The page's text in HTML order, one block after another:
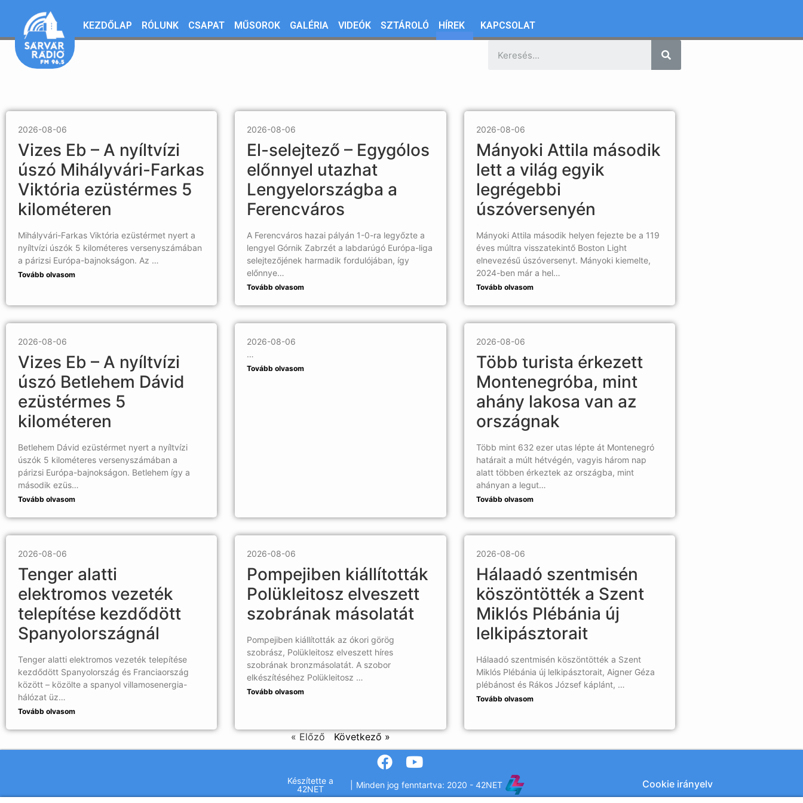
KEZDŐLAP RÓLUNK CSAPAT MŰSOROK GALÉRIA VIDEÓK SZTÁROLÓ HÍREK KAPCSOLAT
2026-08-06
Vizes Eb – A nyíltvízi
úszó Mihályvári-Farkas
Viktória ezüstérmes 5
kilométeren
Mihályvári-Farkas Viktória ezüstérmet nyert a
nyíltvízi úszók 5 kilométeres versenyszámában
a párizsi Európa-bajnokságon. Az …
Tovább olvasom
2026-08-06
El-selejtező – Egygólos
előnnyel utazhat
Lengyelországba a
Ferencváros
A Ferencváros hazai pályán 1-0-ra legyőzte a
lengyel Górnik Zabrzét a labdarúgó Európa-liga
selejtezőjének harmadik fordulójában, így
előnnye…
Tovább olvasom
2026-08-06
Mányoki Attila második
lett a világ egyik
legrégebbi
úszóversenyén
Mányoki Attila második helyen fejezte be a 119
éves múltra visszatekintő Boston Light
elnevezésű úszóversenyt. Mányoki kiemelte,
2024-ben már a hel…
Tovább olvasom
2026-08-06
Vizes Eb – A nyíltvízi
úszó Betlehem Dávid
ezüstérmes 5
kilométeren
Betlehem Dávid ezüstérmet nyert a nyíltvízi
úszók 5 kilométeres versenyszámában a
párizsi Európa-bajnokságon. Betlehem így a
második ezüs…
Tovább olvasom
2026-08-06
…
Tovább olvasom
2026-08-06
Több turista érkezett
Montenegróba, mint
ahány lakosa van az
országnak
Több mint 632 ezer utas lépte át Montenegró
határait a múlt hétvégén, vagyis három nap
alatt többen érkeztek az országba, mint
ahányan a legut…
Tovább olvasom
2026-08-06
Tenger alatti
elektromos vezeték
telepítése kezdődött
Spanyolországnál
Tenger alatti elektromos vezeték telepítése
kezdődött Spanyolország és Franciaország
között – közölte a spanyol villamosenergia-
hálózat üz…
Tovább olvasom
2026-08-06
Pompejiben kiállították
Polükleitosz elveszett
szobrának másolatát
Pompejiben kiállították az ókori görög
szobrász, Polükleitosz elveszett híres
szobrának bronzmásolatát. A szobor
elkészítéséhez Polükleitosz …
Tovább olvasom
2026-08-06
Hálaadó szentmisén
köszöntötték a Szent
Miklós Plébánia új
lelkipásztorait
Hálaadó szentmisén köszöntötték a Szent
Miklós Plébánia új lelkipásztorait, Aigner Géza
plébánost és Rákos József káplánt, …
Tovább olvasom
« Előző Következő »
Készítette a
42NET
Minden jog fenntartva: 2020 - 42NET Cookie irányelv